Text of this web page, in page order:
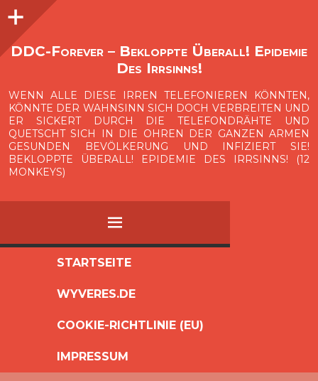
O
p
e
n
i
d
e
b
a
DDC-Forever – Bekloppte Überall! Epidemie
Des Irrsinns!
WENN ALLE DIESE IRREN TELEFONIEREN KÖNNTEN,
KÖNNTE DER WAHNSINN SICH DOCH VERBREITEN UND
ER SICKERT DURCH DIE TELEFONDRÄHTE UND
QUETSCHT SICH IN DIE OHREN DER GANZEN ARMEN
GESUNDEN BEVÖLKERUNG UND INFIZIERT SIE!
BEKLOPPTE ÜBERALL! EPIDEMIE DES IRRSINNS! (12
MONKEYS)
MENÜ
SPRINGEN
STARTSEITE
WYVERES.DE
COOKIE-RICHTLINIE (EU)
IMPRESSUM
Seitenleiste